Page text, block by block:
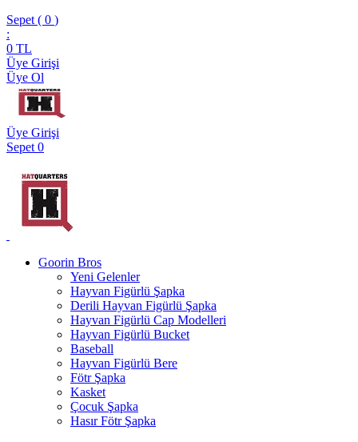
Sepet ( 0 )
:
0 TL
Üye Girişi
Üye Ol
Üye Girişi
Sepet 0
Goorin Bros
Yeni Gelenler
Hayvan Figürlü Şapka
Derili Hayvan Figürlü Şapka
Hayvan Figürlü Cap Modelleri
Hayvan Figürlü Bucket
Baseball
Hayvan Figürlü Bere
Fötr Şapka
Kasket
Çocuk Şapka
Hasır Fötr Şapka